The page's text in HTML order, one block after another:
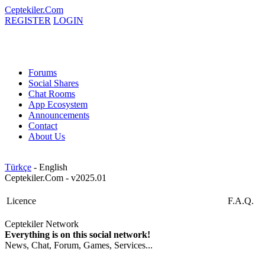
Ceptekiler.Com
REGISTER LOGIN
Forums
Social Shares
Chat Rooms
App Ecosystem
Announcements
Contact
About Us
Türkçe - English
Ceptekiler.Com - v2025.01
Licence F.A.Q.
Ceptekiler Network
Everything is on this social network!
News, Chat, Forum, Games, Services...